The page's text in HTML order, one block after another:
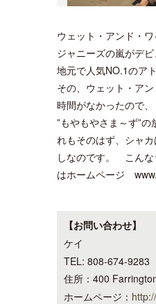
ウェット・アンド・
ジャニーズの嵐がデ
地元で人気NO.1のア
その、ウェット・ア
時間がなかったので
”もやもやさま～ず”
れもそのはず、シャ
しなのです。 こん
はホームページ
【お問い合わせ】
ケイ
TEL: 808-674-9283
住所：400
ホームページ：